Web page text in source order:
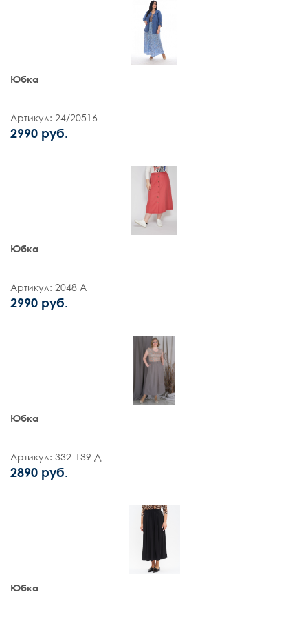
Юбка
Артикул: 24/20516
2990 руб.
Юбка
Артикул: 2048 А
2990 руб.
Юбка
Артикул: 332-139 Д
2890 руб.
Юбка